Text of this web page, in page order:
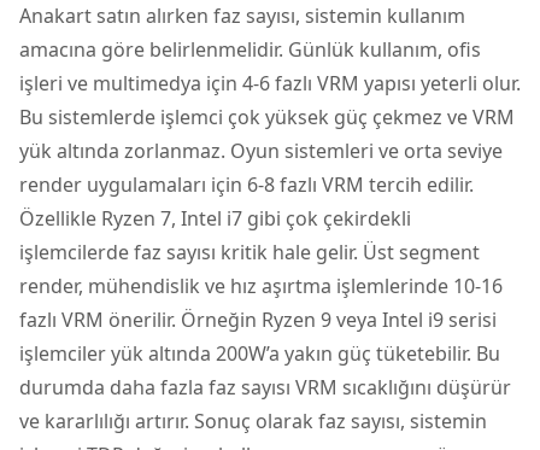
Anakart satın alırken faz sayısı, sistemin kullanım
amacına göre belirlenmelidir. Günlük kullanım, ofis
işleri ve multimedya için 4-6 fazlı VRM yapısı yeterli olur.
Bu sistemlerde işlemci çok yüksek güç çekmez ve VRM
yük altında zorlanmaz. Oyun sistemleri ve orta seviye
render uygulamaları için 6-8 fazlı VRM tercih edilir.
Özellikle Ryzen 7, Intel i7 gibi çok çekirdekli
işlemcilerde faz sayısı kritik hale gelir. Üst segment
render, mühendislik ve hız aşırtma işlemlerinde 10-16
fazlı VRM önerilir. Örneğin Ryzen 9 veya Intel i9 serisi
işlemciler yük altında 200W’a yakın güç tüketebilir. Bu
durumda daha fazla faz sayısı VRM sıcaklığını düşürür
ve kararlılığı artırır. Sonuç olarak faz sayısı, sistemin